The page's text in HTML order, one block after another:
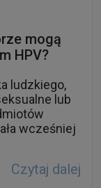
mogą
HPV?
ludzkiego,
lub
wcześniej
Czytaj dalej